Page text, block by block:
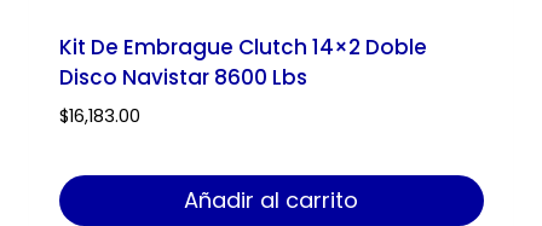
Kit De Embrague Clutch 14×2 Doble
Disco Navistar 8600 Lbs
$16,183.00
Añadir al carrito